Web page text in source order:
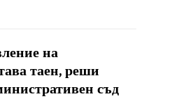
на
таен, реши
съд